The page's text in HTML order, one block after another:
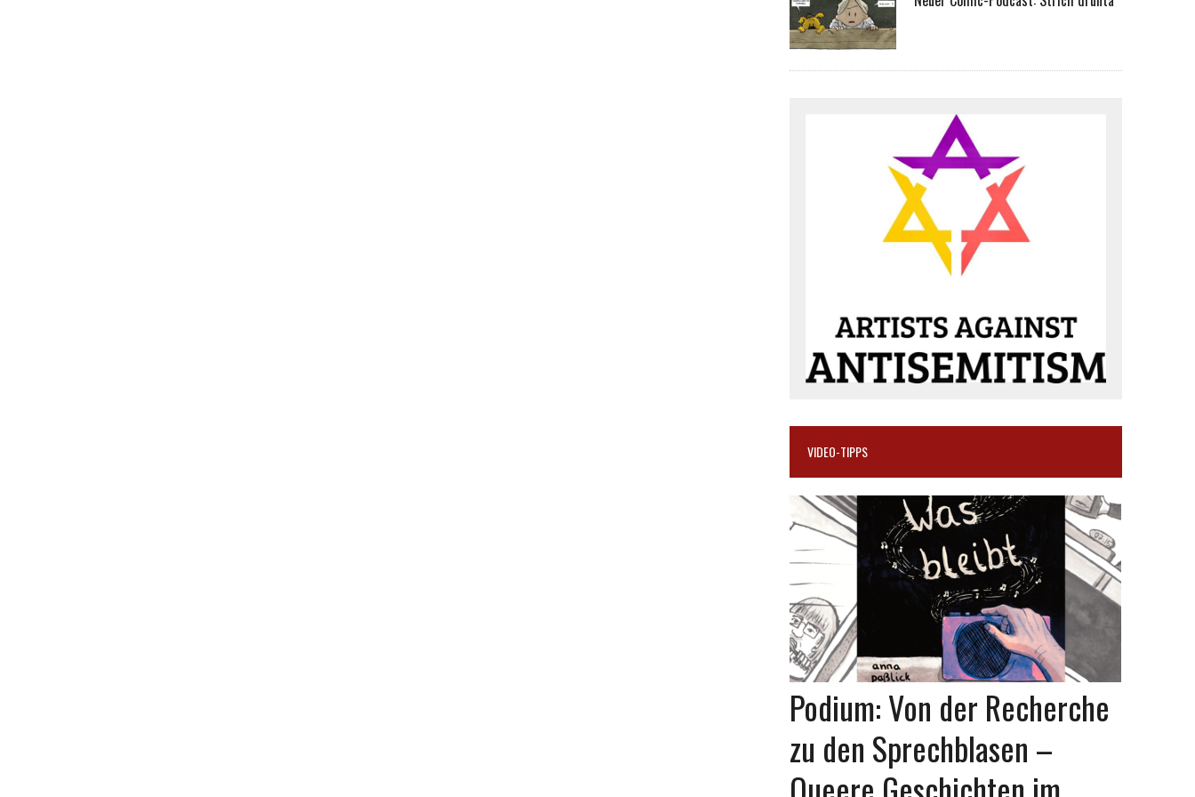
VIDEO-TIPPS
Podium: Von der Recherche
zu den Sprechblasen –